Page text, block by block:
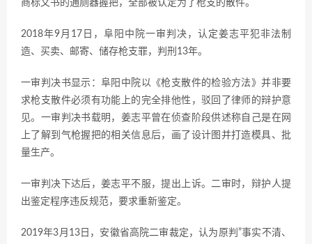
商标文书的通厕器握把，全部被认定为了枪支的散件。
2018年9月17日，阜阳中院一审判决，认定姜志平犯非法制
造、买卖、邮寄、储存枪支罪，判刑13年。
一审判决书显示：阜阳中院以《枪支散件的检验方法》并非要
求枪支散件必须有功能上的完全排他性，驳回了律师的辩护意
见。一审判决书载明，姜志平曾在侦查阶段供述称自己是在网
上了解到气枪握把的相关信息后，画了设计图并打造模具、批
量生产。
一审判决下达后，姜志平不服，提出上诉。二审时，辩护人提
出鉴定程序违反规范，要求重新鉴定。
2019年3月13日，安徽省高院二审裁定，认为原判”事实不清、